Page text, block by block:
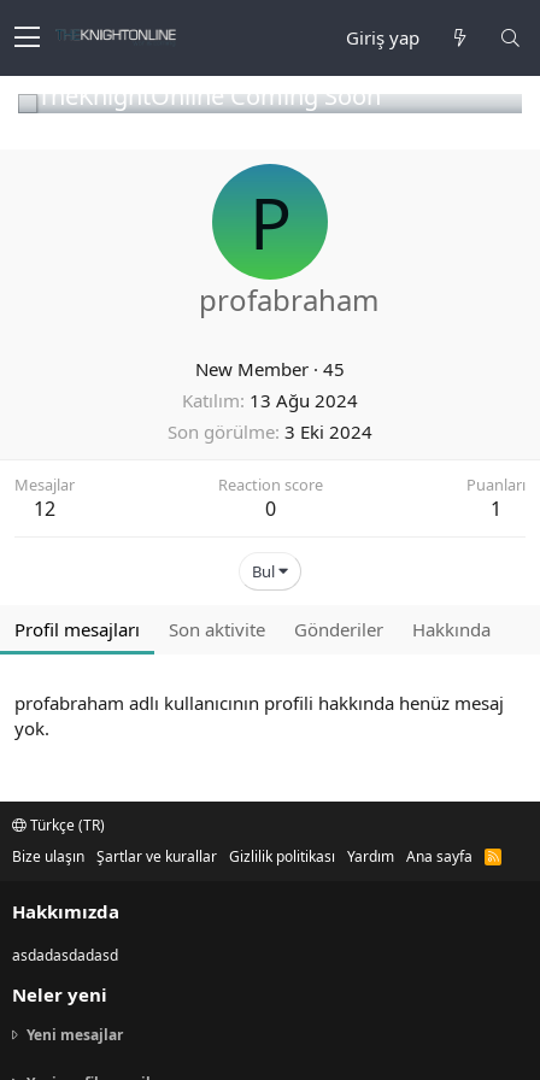
Giriş yap
TheKnightOnline Coming Soon
P
profabraham
New Member · 45
Katılım 13 Ağu 2024
Son görülme 3 Eki 2024
Mesajlar
12
Reaction score
0
Puanları
1
Bul
Profil mesajları Son aktivite Gönderiler Hakkında
profabraham adlı kullanıcının profili hakkında henüz mesaj
yok.
Türkçe (TR)
Bize ulaşın Şartlar ve kurallar Gizlilik politikası Yardım Ana sayfa
R
Hakkımızda
asdadasdadasd
Neler yeni
Yeni mesajlar